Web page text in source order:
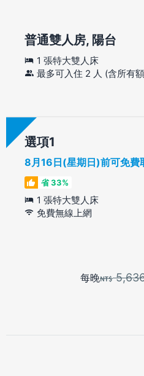
普通雙人房, 陽台
1 張特大雙人床
最多可入住 2 人 (含所有
選項
8月16日(星期日)前可免費
省 33%
1 張特大雙人床
免費無線上網
每晚